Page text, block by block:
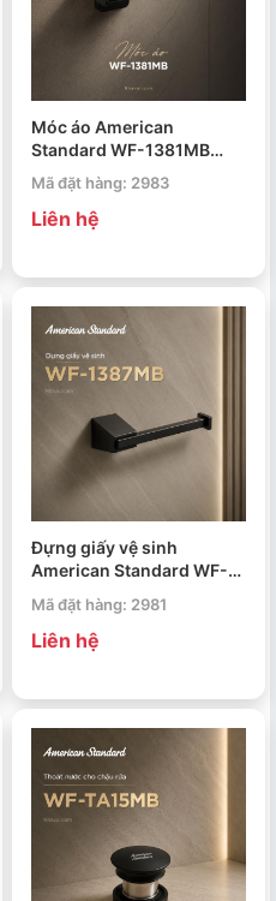
Móc áo American
Standard WF-1381MB
Acacia Evolution
Mã đặt hàng: 2983
Liên hệ
Đựng giấy vệ sinh
American Standard WF-
Mã đặt hàng: 2981
Liên hệ